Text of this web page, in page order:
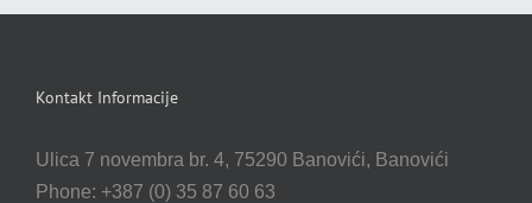
Kontakt Informacije
Ulica 7 novembra br. 4, 75290 Banovići, Banovići
Phone: +387 (0) 35 87 60 63